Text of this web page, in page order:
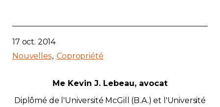
17 oct. 2014
Nouvelles Copropriété
Me Kevin J. Lebeau, avocat
Diplômé de l'Université McGill (B.A.) et l'Université